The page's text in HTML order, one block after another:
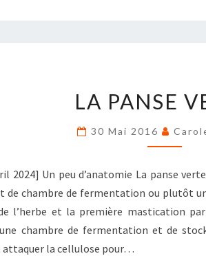
PANSE
LA PANSE
30 Mai 2016
2024] Un peu d’anatomie La panse
de chambre de fermentation ou plutôt
l’herbe et la première mastication
chambre de fermentation et de
attaquer la cellulose pour…